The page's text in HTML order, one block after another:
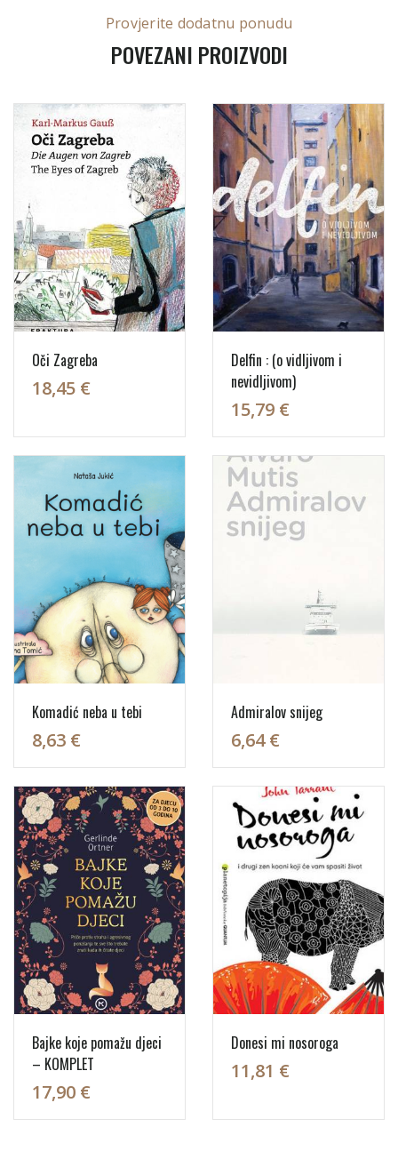
Provjerite dodatnu ponudu
POVEZANI PROIZVODI
Oči Zagreba
18,45 €
Delfin : (o vidljivom i
nevidljivom)
15,79 €
Komadić neba u tebi
8,63 €
Admiralov snijeg
6,64 €
Bajke koje pomažu djeci
– KOMPLET
17,90 €
Donesi mi nosoroga
11,81 €